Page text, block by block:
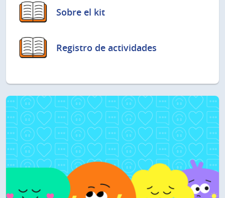
Sobre el kit
Registro de actividades